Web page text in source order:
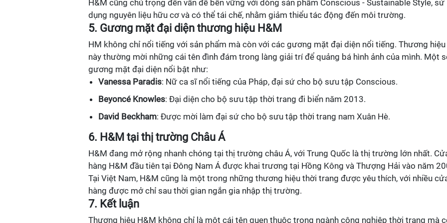
H&M cũng chú trọng đến vấn đề bền vững với dòng sản phẩm Conscious - Sustainable Style, sử
dụng nguyên liệu hữu cơ và có thể tái chế, nhằm giảm thiểu tác động đến môi trường.
5. Gương mặt đại diện thương hiệu H&M
HM không chỉ nổi tiếng với sản phẩm mà còn với các gương mặt đại diện nổi tiếng. Thương hiệu
này thường mời những cái tên đình đám trong làng giải trí để quảng bá hình ảnh của mình. Một
gương mặt đại diện nổi bật như:
Vanessa Paradis: Nữ ca sĩ nổi tiếng của Pháp, đại sứ cho bộ sưu tập Conscious.
Beyoncé Knowles: Đại diện cho bộ sưu tập thời trang đi biển năm 2013.
David Beckham: Được mời làm đại sứ cho bộ sưu tập thời trang nam Xuân Hè.
6. H&M tại thị trường Châu Á
H&M đang mở rộng nhanh chóng tại thị trường châu Á, với Trung Quốc là thị trường lớn nhất.
hàng H&M đầu tiên tại Đông Nam Á được khai trương tại Hồng Kông và Thượng Hải vào năm
Tại Việt Nam, H&M cũng là một trong những thương hiệu thời trang được yêu thích, với nhiều
hàng được mở chỉ sau thời gian ngắn gia nhập thị trường.
7. Kết luận
Thương hiệu H&M không chỉ là một cái tên quen thuộc trong ngành công nghiệp thời trang mà